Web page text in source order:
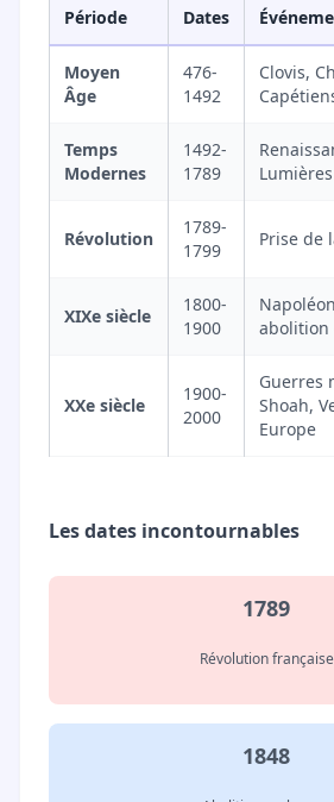
Période Dates
Moyen
Âge
476-
1492
Clovis,
Temps
Modernes
1492-
1789
Lumières
Révolution
1789-
1799
Prise de
XIXe siècle
1800-
1900
abolition
XXe siècle
1900-
2000
Guerres
Shoah,
Europe
Les dates incontournables
1789
Révolution française
1848